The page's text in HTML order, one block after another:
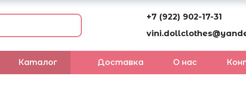
+7 (922) 902-17-31
Каталог Доставка О нас